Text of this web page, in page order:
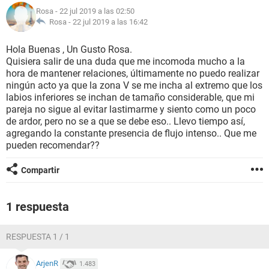
NUTRICIÓN
BIENESTAR
SEXUALIDAD
GLOSARIO
Rosa - 22 jul 2019 a las 02:50
Rosa - 22 jul 2019 a las 16:42
Hola Buenas , Un Gusto Rosa.
Quisiera salir de una duda que me incomoda mucho a la
hora de mantener relaciones, últimamente no puedo realizar
ningún acto ya que la zona V se me incha al extremo que los
labios inferiores se inchan de tamaño considerable, que mi
pareja no sigue al evitar lastimarme y siento como un poco
de ardor, pero no se a que se debe eso.. Llevo tiempo así,
agregando la constante presencia de flujo intenso.. Que me
pueden recomendar??
Compartir
1 respuesta
RESPUESTA 1 / 1
ArjenR 1.483